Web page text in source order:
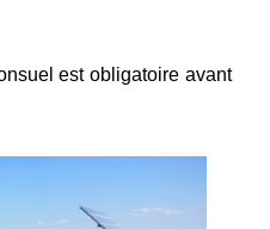
est obligatoire avant